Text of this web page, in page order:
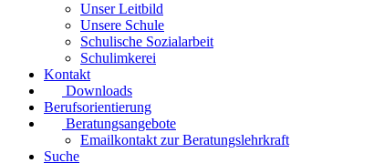
Unser Leitbild
Unsere Schule
Schulische Sozialarbeit
Schulimkerei
Kontakt
Downloads
Berufsorientierung
Beratungsangebote
Emailkontakt zur Beratungslehrkraft
Suche